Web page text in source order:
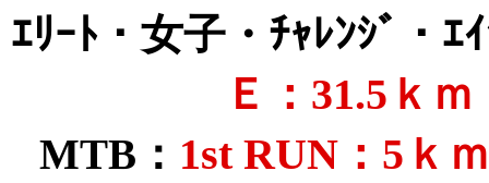
ｴﾘｰﾄ・女子・ﾁｬﾚﾝｼﾞ・ｴ
Ｅ：31.5ｋ
MTB： 1st RUN：5ｋ